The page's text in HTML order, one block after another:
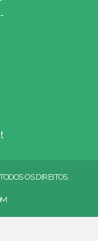
OS DIREITOS